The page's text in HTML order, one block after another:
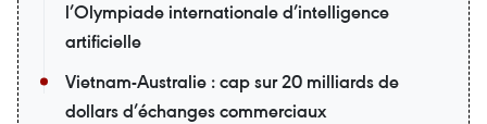
l’Olympiade internationale d’intelligence
artificielle
Vietnam-Australie : cap sur 20 milliards de
dollars d’échanges commerciaux